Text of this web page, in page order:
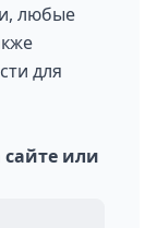
любые
для
или